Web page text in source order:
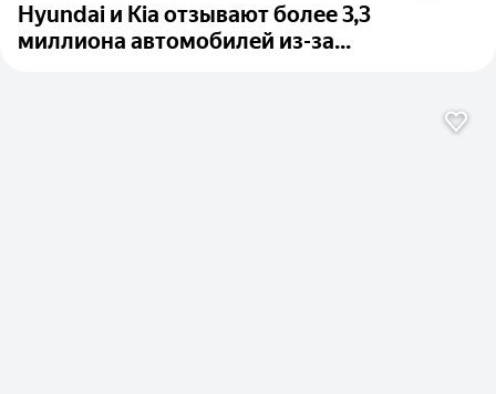
Hyundai и Kia отзывают более 3,3
миллиона автомобилей из-за...